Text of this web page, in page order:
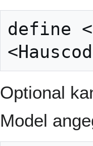
define
Optional
Model